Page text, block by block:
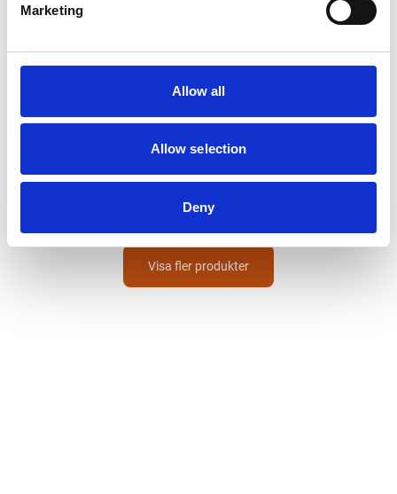
Marketing
Allow all
Allow selection
Deny
Visa fler produkter